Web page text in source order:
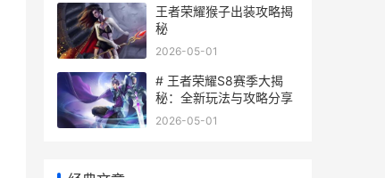
王者荣耀猴子出装攻略揭
秘
2026-05-01
# 王者荣耀S8赛季大揭
秘：全新玩法与攻略分享
2026-05-01